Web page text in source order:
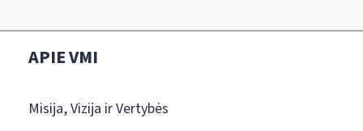
APIE VMI
Misija, Vizija ir Vertybės